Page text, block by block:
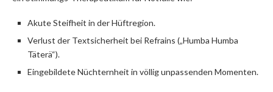
Akute Steifheit in der Hüftregion.
Verlust der Textsicherheit bei Refrains („Humba Humba
Täterä“).
Eingebildete Nüchternheit in völlig unpassenden Momenten.